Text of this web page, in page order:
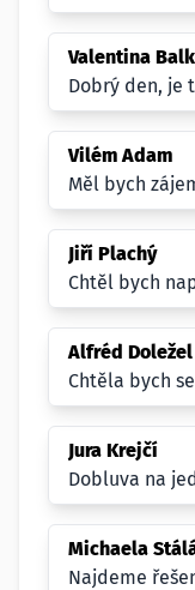
Valentina
Dobrý den, je
Vilém Adam
Měl bych
Jiří Plachý
Chtěl bych
Alfréd Doležel
Chtěla bych
Jura Krejčí
Dobluva na
Michaela
Najdeme